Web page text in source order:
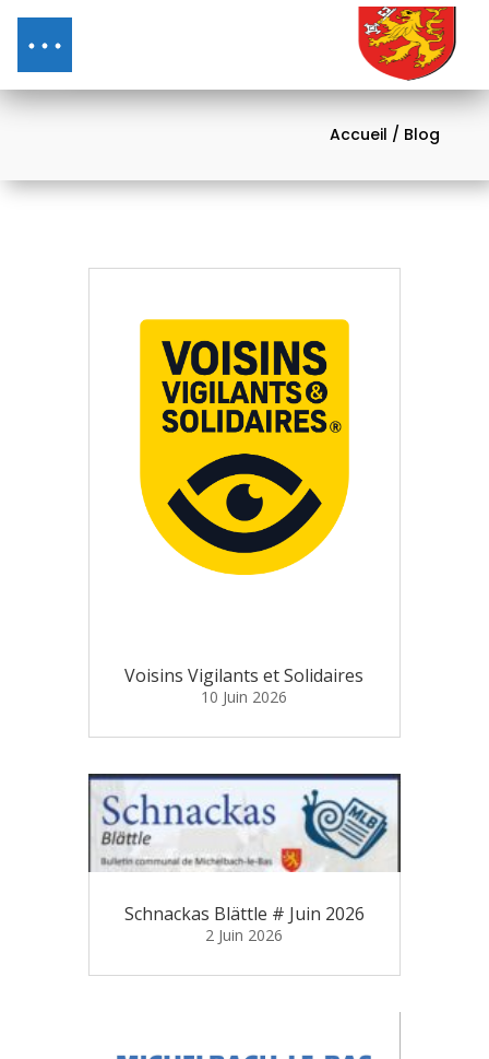
Accueil / Blog
Voisins Vigilants et Solidaires
10 Juin 2026
Schnackas Blättle # Juin 2026
2 Juin 2026